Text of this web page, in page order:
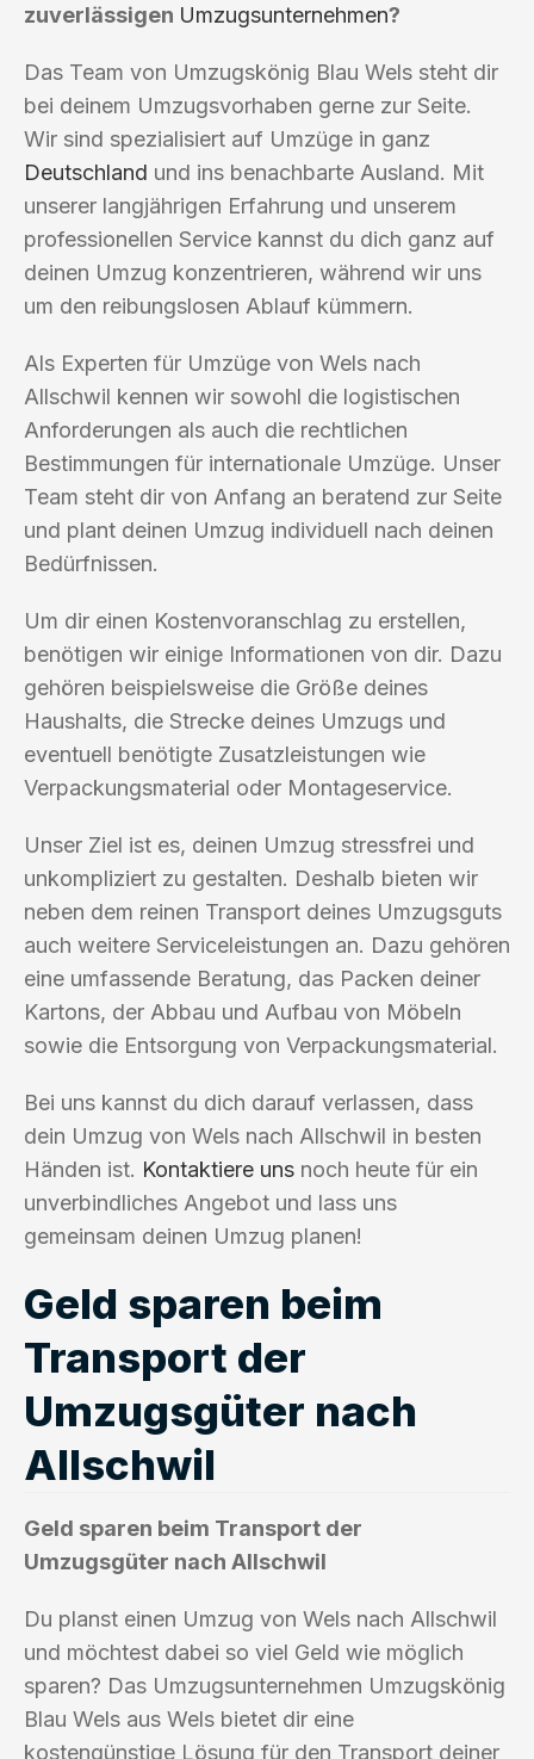
zuverlässigen Umzugsunternehmen?
Das Team von Umzugskönig Blau Wels steht dir
bei deinem Umzugsvorhaben gerne zur Seite.
Wir sind spezialisiert auf Umzüge in ganz
Deutschland und ins benachbarte Ausland. Mit
unserer langjährigen Erfahrung und unserem
professionellen Service kannst du dich ganz auf
deinen Umzug konzentrieren, während wir uns
um den reibungslosen Ablauf kümmern.
Als Experten für Umzüge von Wels nach
Allschwil kennen wir sowohl die logistischen
Anforderungen als auch die rechtlichen
Bestimmungen für internationale Umzüge. Unser
Team steht dir von Anfang an beratend zur Seite
und plant deinen Umzug individuell nach deinen
Bedürfnissen.
Um dir einen Kostenvoranschlag zu erstellen,
benötigen wir einige Informationen von dir. Dazu
gehören beispielsweise die Größe deines
Haushalts, die Strecke deines Umzugs und
eventuell benötigte Zusatzleistungen wie
Verpackungsmaterial oder Montageservice.
Unser Ziel ist es, deinen Umzug stressfrei und
unkompliziert zu gestalten. Deshalb bieten wir
neben dem reinen Transport deines Umzugsguts
auch weitere Serviceleistungen an. Dazu gehören
eine umfassende Beratung, das Packen deiner
Kartons, der Abbau und Aufbau von Möbeln
sowie die Entsorgung von Verpackungsmaterial.
Bei uns kannst du dich darauf verlassen, dass
dein Umzug von Wels nach Allschwil in besten
Händen ist. Kontaktiere uns noch heute für ein
unverbindliches Angebot und lass uns
gemeinsam deinen Umzug planen!
Geld sparen beim
Transport der
Umzugsgüter nach
Allschwil
Geld sparen beim Transport der
Umzugsgüter nach Allschwil
Du planst einen Umzug von Wels nach Allschwil
und möchtest dabei so viel Geld wie möglich
sparen? Das Umzugsunternehmen Umzugskönig
Blau Wels aus Wels bietet dir eine
kostengünstige Lösung für den Transport deiner